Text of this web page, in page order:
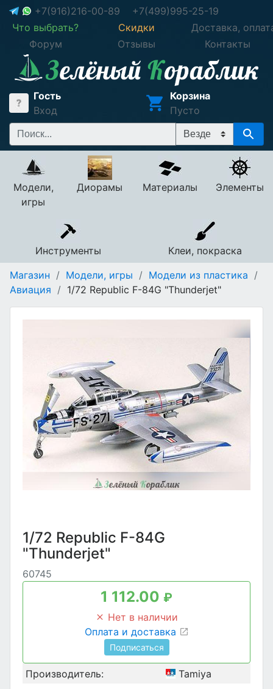
+7(916)216-00-89
+7(499)995-25-19
Что выбрать?
Скидки
Доставка,
Форум
Отзывы Контакты
Гость
Вход
Корзина
Пусто
Модели,
игры
Диорамы Материалы Элементы
Инструменты
Клеи, покраска
Магазин / Модели, игры / Модели из пластика /
Авиация / 1/72 Republic F-84G "Thunderjet"
1/72 Republic F-84G
"Thunderjet"
60745
1 112.00 ₽
Нет в наличии
Оплата и доставка
Подписаться
Производитель: Tamiya